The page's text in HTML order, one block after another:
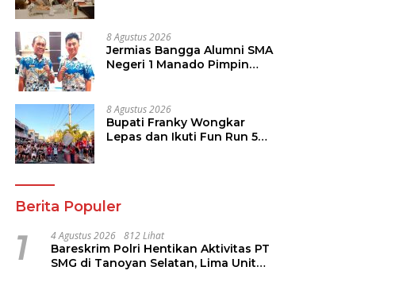
8 Agustus 2026
Jermias Bangga Alumni SMA
Negeri 1 Manado Pimpin
8 Agustus 2026
Bupati Franky Wongkar
Lepas dan Ikuti Fun Run 5K
Berita Populer
1 4 Agustus 2026 812 Lihat
Bareskrim Polri Hentikan Aktivitas PT
SMG di Tanoyan Selatan, Lima Unit